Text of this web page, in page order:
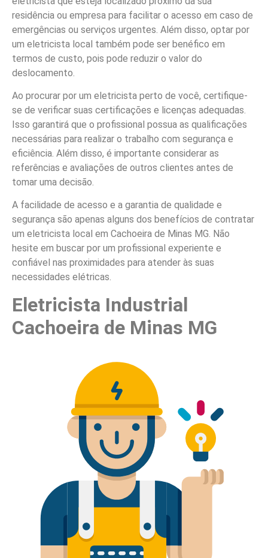
residência ou empresa para facilitar o acesso em caso de
emergências ou serviços urgentes. Além disso, optar por
um eletricista local também pode ser benéfico em
termos de custo, pois pode reduzir o valor do
deslocamento.
Ao procurar por um eletricista perto de você, certifique-
se de verificar suas certificações e licenças adequadas.
Isso garantirá que o profissional possua as qualificações
necessárias para realizar o trabalho com segurança e
eficiência. Além disso, é importante considerar as
referências e avaliações de outros clientes antes de
tomar uma decisão.
A facilidade de acesso e a garantia de qualidade e
segurança são apenas alguns dos benefícios de contratar
um eletricista local em Cachoeira de Minas MG. Não
hesite em buscar por um profissional experiente e
confiável nas proximidades para atender às suas
necessidades elétricas.
Eletricista Industrial
Cachoeira de Minas MG